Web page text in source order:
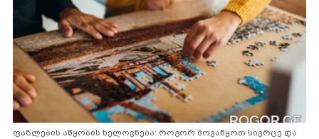
ფაზლების აწყობის ხელოვნება: როგორ მოვაწყოთ სივრცე და